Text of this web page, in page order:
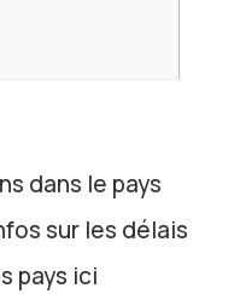
dans le pays
sur les délais
pays ici